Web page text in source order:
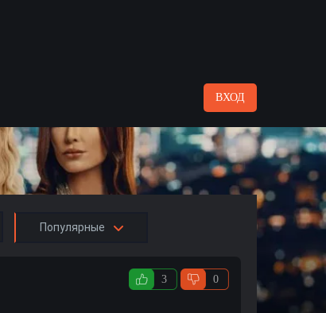
ВХОД
Популярные
3 0